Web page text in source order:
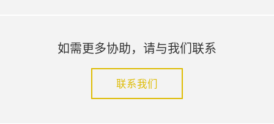
如需更多协助，请与我们联系
联系我们